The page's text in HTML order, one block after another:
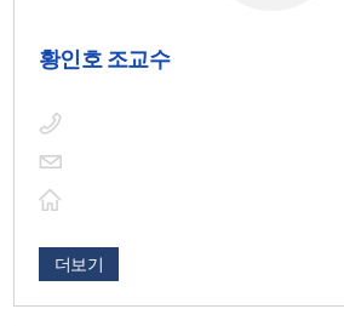
황인호 조교수
더보기